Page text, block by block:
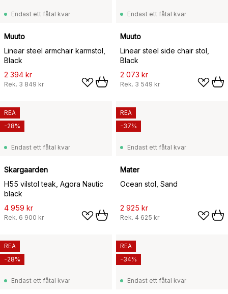
Endast ett fåtal kvar
Muuto
Linear steel armchair karmstol,
Black
2 394 kr
Rek. 3 849 kr
Endast ett fåtal kvar
Muuto
Linear steel side chair stol,
Black
2 073 kr
Rek. 3 549 kr
Endast ett fåtal kvar
Skargaarden
H55 vilstol teak, Agora Nautic
black
4 959 kr
Rek. 6 900 kr
REA
-28%
Endast ett fåtal kvar
Mater
Ocean stol, Sand
2 925 kr
Rek. 4 625 kr
REA
-37%
Endast ett fåtal kvar
REA
-28%
Endast ett fåtal kvar
REA
-34%